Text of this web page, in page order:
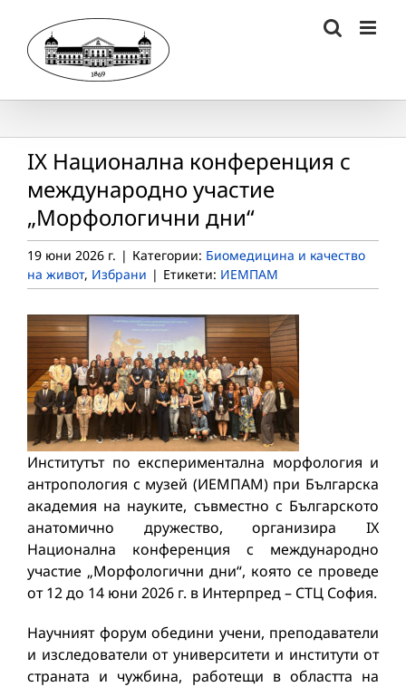
content
IX Национална конференция с
международно участие
„Морфологични дни“
19 юни 2026 г. | Категории: Биомедицина и качество
на живот, Избрани | Етикети: ИЕМПАМ
Институтът по експериментална морфология и
антропология с музей (ИЕМПАМ) при Българска
академия на науките, съвместно с Българското
анатомично дружество, организира IX
Национална конференция с международно
участие „Морфологични дни“, която се проведе
от 12 до 14 юни 2026 г. в Интерпред – СТЦ София.
Научният форум обедини учени, преподаватели
и изследователи от университети и институти от
страната и чужбина, работещи в областта на